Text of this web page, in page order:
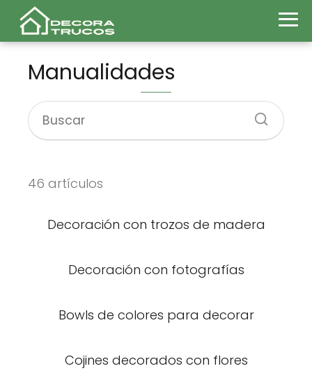
Manualidades
46 artículos
Decoración con trozos de madera
Decoración con fotografías
Bowls de colores para decorar
Cojines decorados con flores